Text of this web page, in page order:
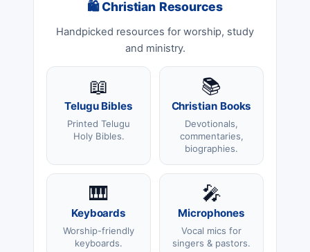
🛍 Christian Resources
Handpicked resources for worship, study
and ministry.
📖
Telugu Bibles
Printed Telugu
Holy Bibles.
📚
Christian Books
Devotionals,
commentaries,
biographies.
🎹
Keyboards
Worship-friendly
keyboards.
🎤
Microphones
Vocal mics for
singers & pastors.